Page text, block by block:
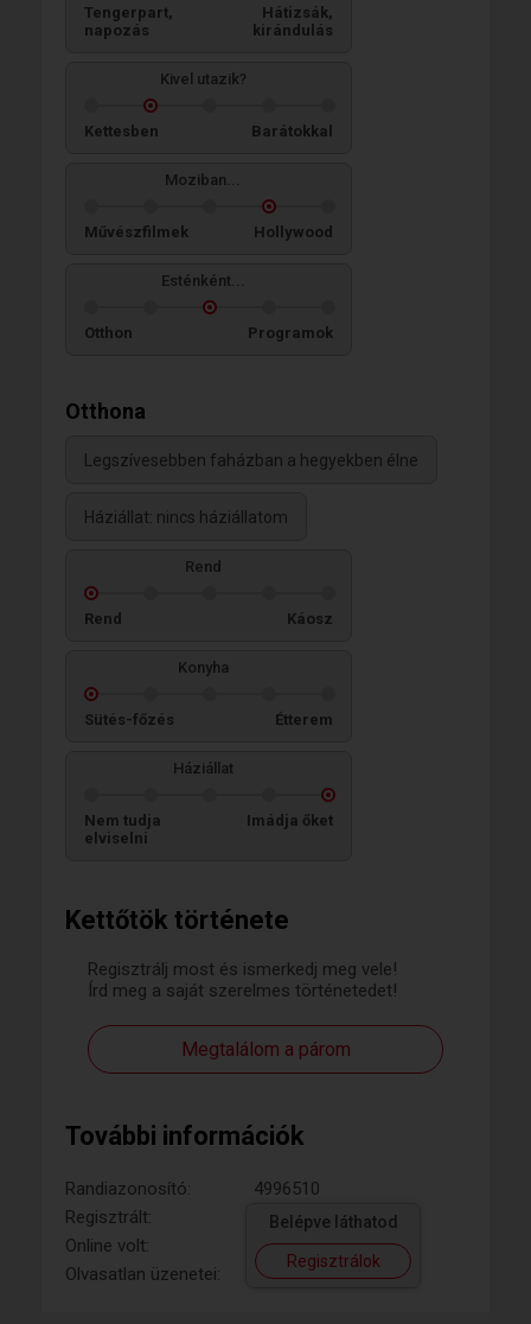
Kettőtök története
Regisztrálj most és ismerkedj meg vele!
Írd meg a saját szerelmes történetedet!
Megtalálom a párom
További információk
Randiazonosító:
4996510
Regisztrált:
Online volt:
Olvasatlan üzenetei:
Belépve láthatod
Regisztrálok
Tengerpart,
napozás
Hátizsák,
kirándulás
Kivel utazik?
Kettesben Barátokkal
Moziban...
Művészfilmek Hollywood
Esténként...
Otthon Programok
Otthona
Legszívesebben faházban a hegyekben élne
Háziállat: nincs háziállatom
Rend
Rend Káosz
Konyha
Sütés-főzés Étterem
Háziállat
Nem tudja
elviselni
Imádja őket